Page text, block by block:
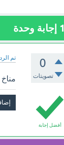
1 إجابة وحدة
0
تصويتات
تم
أفضل إجابة